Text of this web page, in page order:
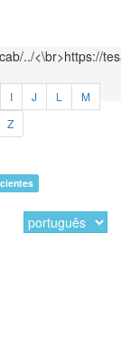
../<\br>https://
I J L
M
Z